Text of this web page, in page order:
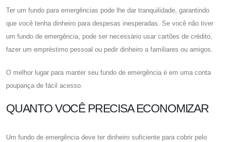
Ter um fundo para emergências pode lhe dar tranquilidade, garantindo
que você tenha dinheiro para despesas inesperadas. Se você não tiver
um fundo de emergência, pode ser necessário usar cartões de crédito,
fazer um empréstimo pessoal ou pedir dinheiro a familiares ou amigos.
O melhor lugar para manter seu fundo de emergência é em uma conta
poupança de fácil acesso.
QUANTO VOCÊ PRECISA ECONOMIZAR
Um fundo de emergência deve ter dinheiro suficiente para cobrir pelo